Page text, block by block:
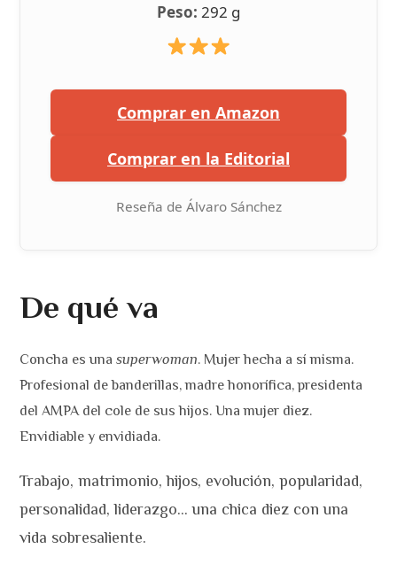
Peso: 292 g
Comprar en Amazon
Comprar en la Editorial
Reseña de Álvaro Sánchez
De qué va
Concha es unasuperwoman. Mujer hecha a sí misma.
Profesional de banderillas, madre honorífica, presidenta
del AMPA del cole de sus hijos. Una mujer diez.
Envidiable y envidiada.
Trabajo, matrimonio, hijos, evolución, popularidad,
personalidad, liderazgo… una chica diez con una
vida sobresaliente.